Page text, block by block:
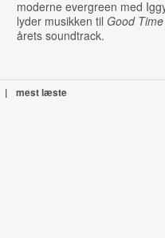
moderne evergreen med
lyder musikken til Good Time
årets soundtrack.
| mest læste